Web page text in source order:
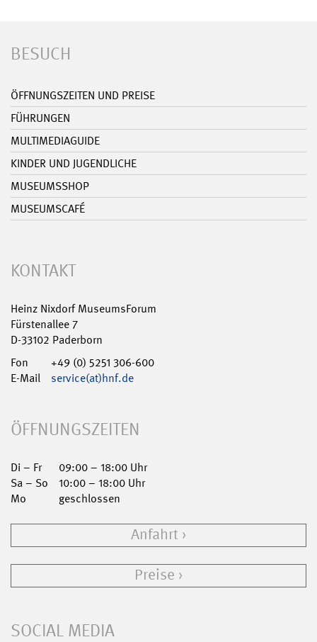
BESUCH
ÖFFNUNGSZEITEN UND PREISE
FÜHRUNGEN
MULTIMEDIAGUIDE
KINDER UND JUGENDLICHE
MUSEUMSSHOP
MUSEUMSCAFÉ
KONTAKT
Heinz Nixdorf MuseumsForum
Fürstenallee 7
D-33102 Paderborn
Fon
+49 (0) 5251 306-600
E-Mail
service(at)hnf.de
ÖFFNUNGSZEITEN
Di – Fr
09:00 – 18:00 Uhr
Sa – So
10:00 – 18:00 Uhr
Mo
geschlossen
Anfahrt
Preise
SOCIAL MEDIA